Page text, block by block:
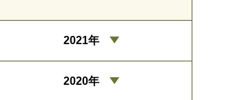
2021年
2020年